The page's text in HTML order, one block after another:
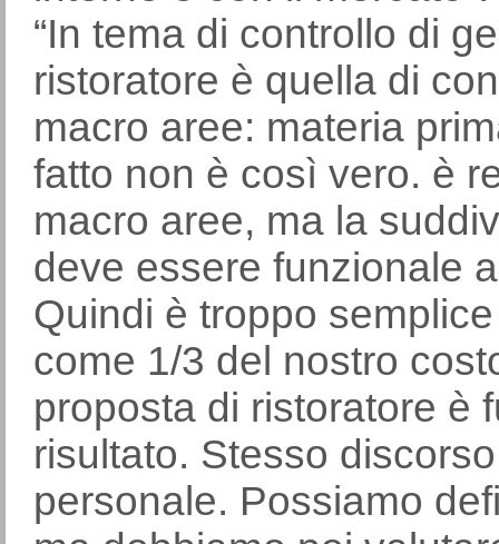
“In tema di controllo di
ristoratore è quella di
macro aree: materia
fatto non è così vero. è
macro aree, ma la
deve essere funzionale
Quindi è troppo
come 1/3 del nostro
proposta di ristoratore è
risultato. Stesso
personale. Possiamo